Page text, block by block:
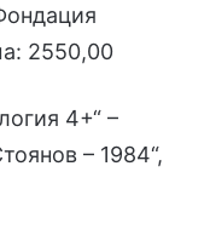
2550,00
4+“ –
– 1984“,